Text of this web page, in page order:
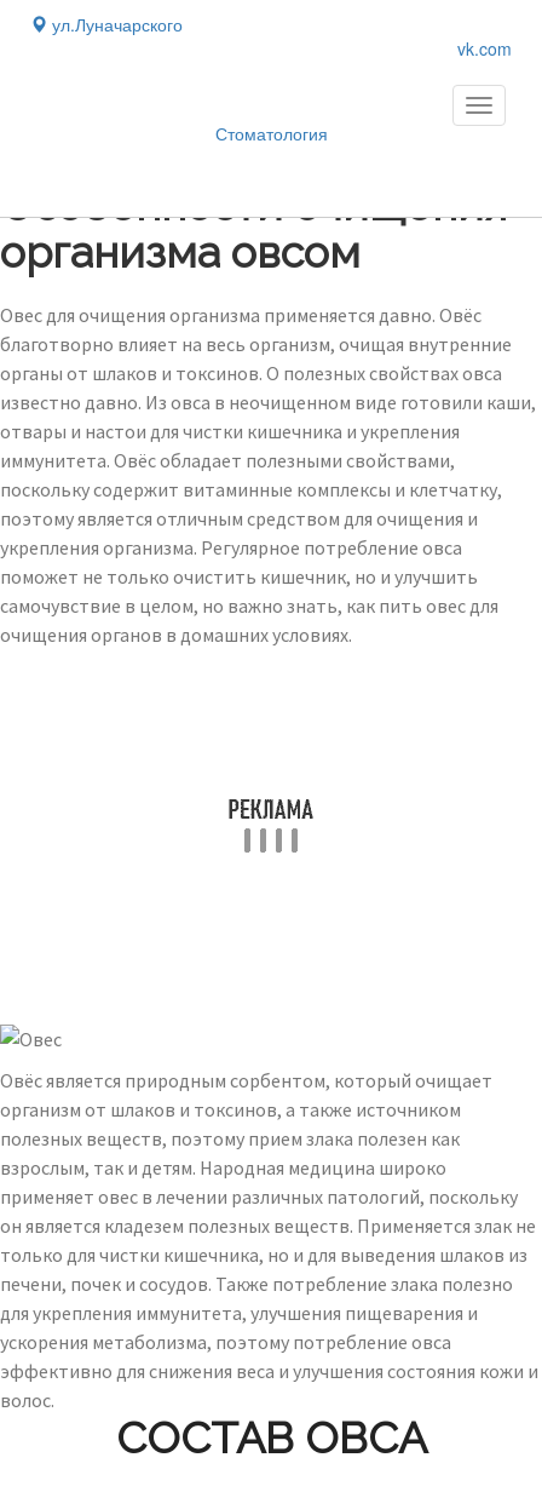
ул.Луначарского
vk.com
Стоматология
Toggle
Особенности очищения
организма овсом
Овес для очищения организма применяется давно. Овёс
благотворно влияет на весь организм, очищая внутренние
органы от шлаков и токсинов. О полезных свойствах овса
известно давно. Из овса в неочищенном виде готовили каши,
отвары и настои для чистки кишечника и укрепления
иммунитета. Овёс обладает полезными свойствами,
поскольку содержит витаминные комплексы и клетчатку,
поэтому является отличным средством для очищения и
укрепления организма. Регулярное потребление овса
поможет не только очистить кишечник, но и улучшить
самочувствие в целом, но важно знать, как пить овес для
очищения органов в домашних условиях.
Овёс является природным сорбентом, который очищает
организм от шлаков и токсинов, а также источником
полезных веществ, поэтому прием злака полезен как
взрослым, так и детям. Народная медицина широко
применяет овес в лечении различных патологий, поскольку
он является кладезем полезных веществ. Применяется злак не
только для чистки кишечника, но и для выведения шлаков из
печени, почек и сосудов. Также потребление злака полезно
для укрепления иммунитета, улучшения пищеварения и
ускорения метаболизма, поэтому потребление овса
эффективно для снижения веса и улучшения состояния кожи и
волос.
СОСТАВ ОВСА